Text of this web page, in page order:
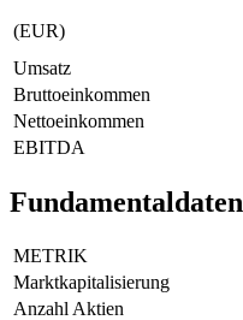
(EUR)
Umsatz
Bruttoeinkommen
Nettoeinkommen
EBITDA
Fundamentaldaten
METRIK
Marktkapitalisierung
Anzahl Aktien